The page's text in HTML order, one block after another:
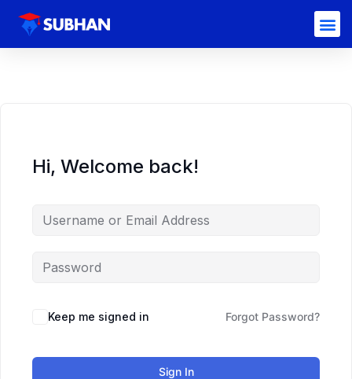
Hi, Welcome back!
Keep me signed in Forgot Password?
Sign In